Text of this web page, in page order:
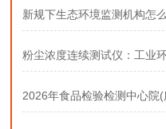
粉尘浓度连续测试仪：工业
2026年食品检验检测中心院